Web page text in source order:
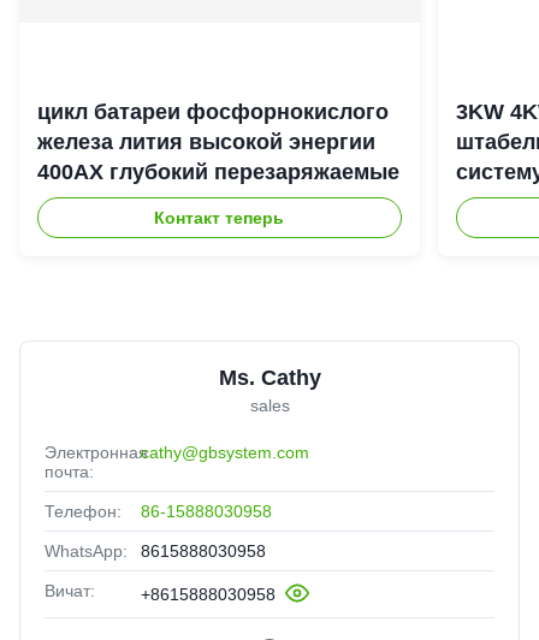
цикл батареи фосфорнокислого
железа лития высокой энергии
400АХ глубокий перезаряжаемые
Контакт теперь
3KW
Ms. Cathy
sales
Электронная
почта:
cathy@gbsystem.com
Телефон: 86-15888030958
WhatsApp: 8615888030958
Вичат: +8615888030958